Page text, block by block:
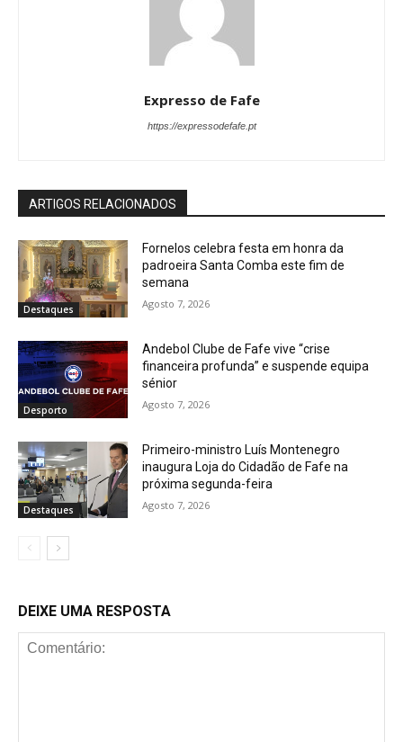
Expresso de Fafe
https://expressodefafe.pt
ARTIGOS RELACIONADOS
Destaques
Fornelos celebra festa em honra da
padroeira Santa Comba este fim de
semana
Agosto 7, 2026
Desporto
Andebol Clube de Fafe vive “crise
financeira profunda” e suspende equipa
sénior
Agosto 7, 2026
Destaques
Primeiro-ministro Luís Montenegro
inaugura Loja do Cidadão de Fafe na
próxima segunda-feira
Agosto 7, 2026
DEIXE UMA RESPOSTA